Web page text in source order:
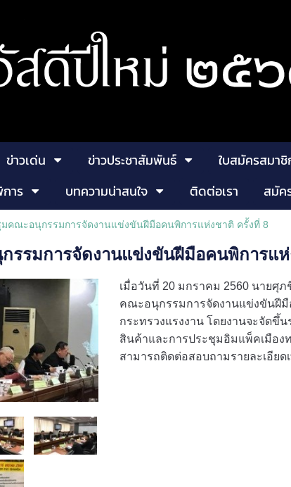
ข่าวเด่น ข่าวประชาสัมพันธ์ ใบสมัครสมา
าร บทความน่าสนใจ ติดต่อเรา
สมัค
คณะอนุกรรมการจัดงานแข่งขันฝีมือคนพิการแห่งชาติ ครั้งที่ 8
รรมการจัดงานแข่งขันฝีมือคนพิการแ
เมื่อวันที่ 20 มกราคม 2560 นายศุ
คณะอนุกรรมการจัดงานแข่งขันฝี
กระทรวงแรงงาน โดยงานจะจัด
สินค้าและการประชุมอิมแพ็คเมือ
สามารถติดต่อสอบถามรายละเอีย